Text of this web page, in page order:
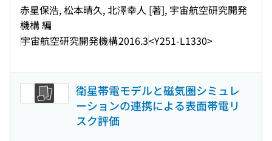
赤星保浩, 松本晴久, 北澤幸人 [著], 宇宙航空研究開発
機構 編
宇宙航空研究開発機構2016.3<Y251-L1330>
衛星帯電モデルと磁気圏シミュレ
ーションの連携による表面帯電リ
スク評価